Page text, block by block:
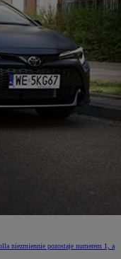
niezmiennie pozostaje numerem 1, a